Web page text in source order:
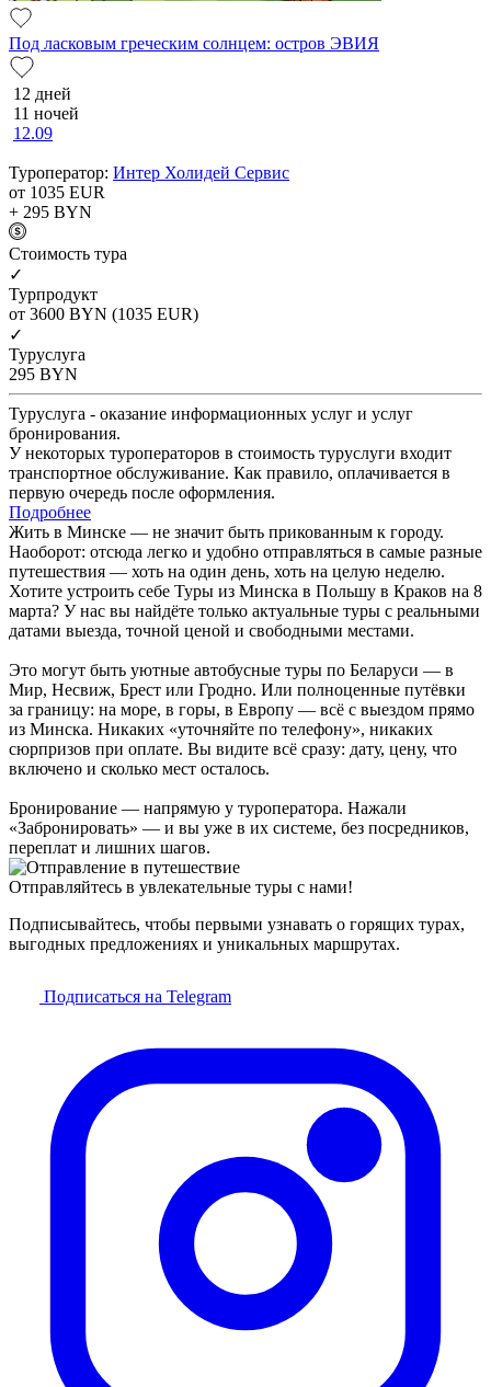
Под ласковым греческим солнцем: остров ЭВИЯ
12 дней
11 ночей
12.09
Туроператор: Интер Холидей Сервис
от 1035 EUR
+ 295 BYN
Cтоимость тура
✓
Турпродукт
от 3600 BYN (1035 EUR)
✓
Туруслуга
295 BYN
Туруслуга - оказание информационных услуг и услуг
бронирования.
У некоторых туроператоров в стоимость туруслуги входит
транспортное обслуживание. Как правило, оплачивается в
первую очередь после оформления.
Подробнее
Жить в Минске — не значит быть прикованным к городу.
Наоборот: отсюда легко и удобно отправляться в самые разные
путешествия — хоть на один день, хоть на целую неделю.
Хотите устроить себе Туры из Минска в Польшу в Краков на 8
марта? У нас вы найдёте только актуальные туры с реальными
датами выезда, точной ценой и свободными местами.
Это могут быть уютные автобусные туры по Беларуси — в
Мир, Несвиж, Брест или Гродно. Или полноценные путёвки
за границу: на море, в горы, в Европу — всё с выездом прямо
из Минска. Никаких «уточняйте по телефону», никаких
сюрпризов при оплате. Вы видите всё сразу: дату, цену, что
включено и сколько мест осталось.
Бронирование — напрямую у туроператора. Нажали
«Забронировать» — и вы уже в их системе, без посредников,
переплат и лишних шагов.
Отправляйтесь в увлекательные туры с нами!
Подписывайтесь, чтобы первыми узнавать о горящих турах,
выгодных предложениях и уникальных маршрутах.
Подписаться на Telegram